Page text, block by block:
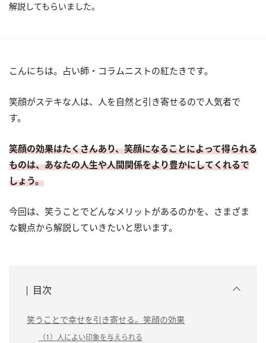
解説してもらいました。
こんにちは。占い師・コラムニストの紅たきです。
笑顔がステキな人は、人を自然と引き寄せるので人気者で
す。
笑顔の効果はたくさんあり、笑顔になることによって得られる
ものは、あなたの人生や人間関係をより豊かにしてくれるで
しょう。
今回は、笑うことでどんなメリットがあるのかを、さまざま
な観点から解説していきたいと思います。
目次
笑うことで幸せを引き寄せる。笑顔の効果
（1）人によい印象を与えられる